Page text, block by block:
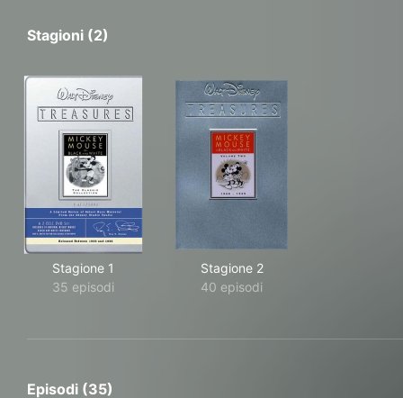
Stagioni (2)
Stagione 1
35 episodi
Stagione 2
40 episodi
Episodi (35)